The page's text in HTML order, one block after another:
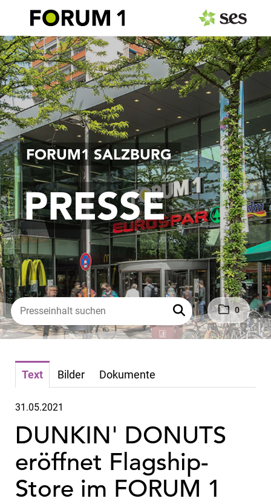
0
FORUM1 SALZBURG
PRESSE
PRESSEAUSSENDUNGEN
Center & Marken
Events
Services
MEDIAGALERIE
PRESSEKONTAKT
Text Bilder Dokumente
31.05.2021
DUNKIN' DONUTS
eröffnet Flagship-
Store im FORUM 1